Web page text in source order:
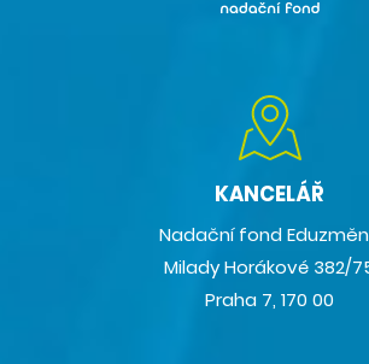
KANCELÁŘ
Nadační fond
Milady Horákové 382/
Praha 7, 170 00